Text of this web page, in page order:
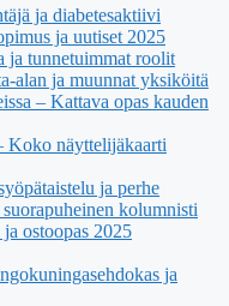
ja diabetesaktiivi
ja uutiset 2025
ja tunnetuimmat roolit
alan ja muunnat yksiköitä
– Kattava opas kauden
Koko näyttelijäkaarti
ja perhe
kolumnisti
ostoopas 2025
ja